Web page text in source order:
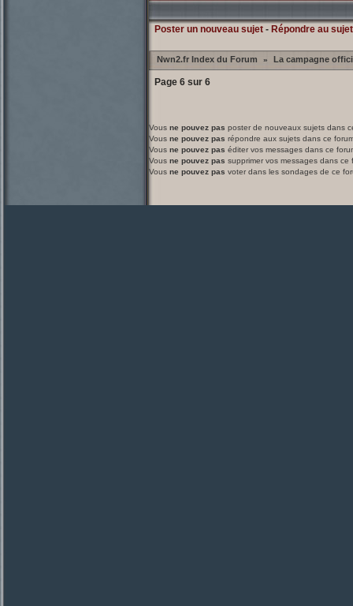
Poster un nouveau sujet- Répondre au sujet
Nwn2.fr Index du Forum » La campagne
Page 6sur 6
Vous ne pouvez pas poster de nouveaux sujets dans
Vous ne pouvez pas répondre aux sujets dans ce
Vous ne pouvez pas éditer vos messages dans ce
Vous ne pouvez pas supprimer vos messages dans ce
Vous ne pouvez pas voter dans les sondages de ce